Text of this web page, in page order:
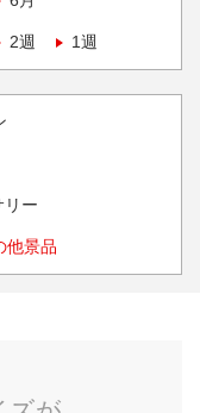
2週 1週
リー
他景品